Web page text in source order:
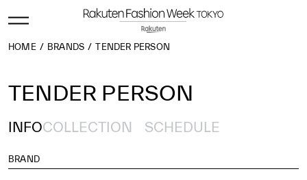
HOME BRANDS TENDER PERSON
TENDER PERSON
INFOCOLLECTION SCHEDULE
BRAND